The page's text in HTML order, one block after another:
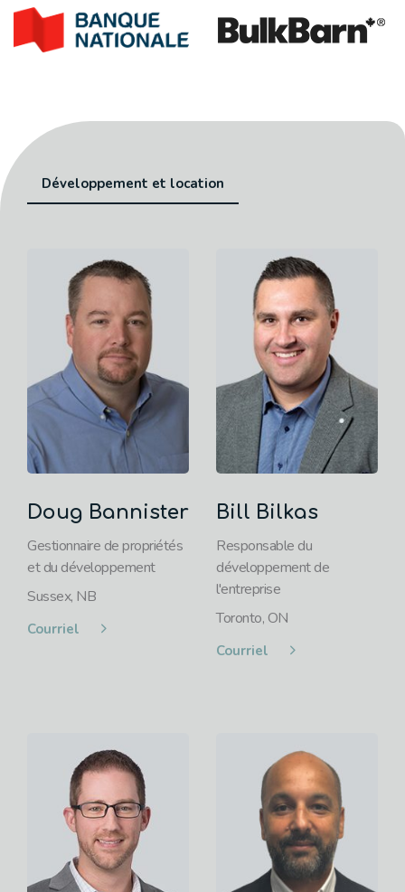
Développement et location
Doug Bannister
Gestionnaire de propriétés
et du développement
Sussex, NB
Courriel
Bill Bilkas
Responsable du
développement de
l'entreprise
Toronto, ON
Courriel